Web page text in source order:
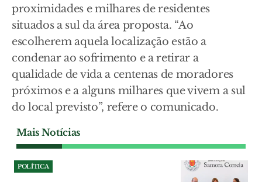
proximidades e milhares de residentes
situados a sul da área proposta. “Ao
escolherem aquela localização estão a
condenar ao sofrimento e a retirar a
qualidade de vida a centenas de moradores
próximos e a alguns milhares que vivem a sul
do local previsto”, refere o comunicado.
Mais Notícias
POLÍTICA